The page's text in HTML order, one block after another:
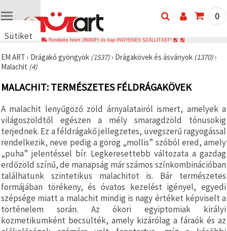
Sütiket
🍪 Cookie-
kat és
technológiákat
használunk
érdekében,
hogy
biztosítsuk
a weboldal
megfelelő
működését,
javítsuk az
Ön
felhasználói
élményét,
és az Ön
hozzájárulásával
elemezzük
a
forgalmat,
0
Rendelés felett 26000Ft és kap INGYENES SZÁLLÍTÁST!
EM ART › Drágakő gyöngyök (1537)› Drágakövek és ásványok (1370)›
Malachit (4)
MALACHIT: TERMÉSZETES FÉLDRÁGAKÖVEK
A malachit lenyűgöző zöld árnyalatairól ismert, amelyek a
világoszöldtől egészen a mély smaragdzöld tónusokig
terjednek. Ez a féldrágakő jellegzetes, üvegszerű ragyogással
rendelkezik, neve pedig a görög „mollis” szóból ered, amely
„puha” jelentéssel bír. Legkeresettebb változata a gazdag
erdőzöld színű, de manapság már számos színkombinációban
találhatunk szintetikus malachitot is. Bár természetes
formájában törékeny, és óvatos kezelést igényel, egyedi
szépsége miatt a malachit mindig is nagy értéket képviselt a
történelem során. Az ókori egyiptomiak királyi
kozmetikumként becsülték, amely kizárólag a fáraók és az